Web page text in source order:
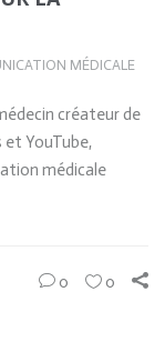
MÉDICALE
créateur de
et YouTube,
médicale
0 0